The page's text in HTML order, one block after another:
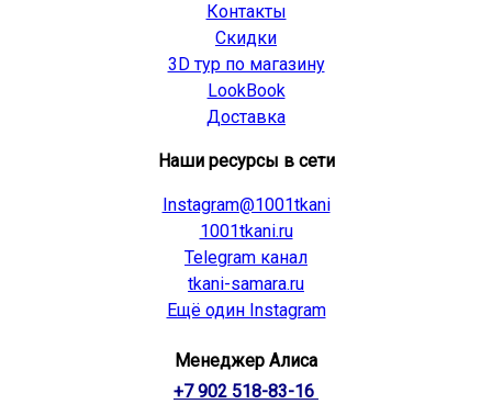
Контакты
Скидки
3D тур по магазину
LookBook
Доставка
Наши ресурсы в сети
Instagram@1001tkani
1001tkani.ru
Telegram канал
tkani-samara.ru
Ещё один Instagram
Менеджер Алиса
+7 902 518-83-16